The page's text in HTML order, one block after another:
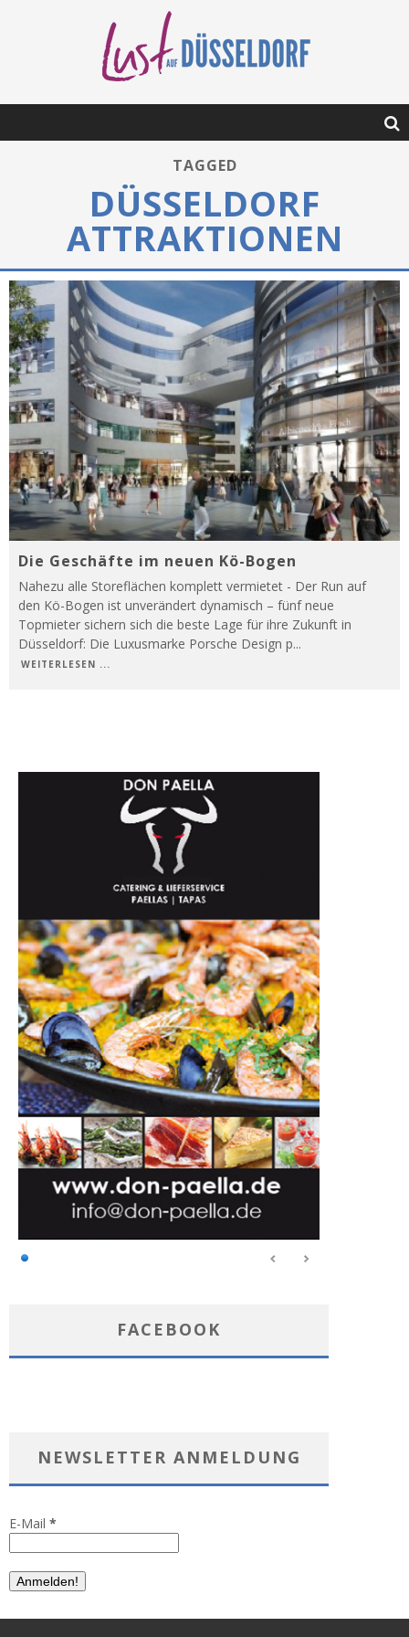
TAGGED
DÜSSELDORF
ATTRAKTIONEN
Die Geschäfte im neuen Kö-Bogen
Nahezu alle Storeflächen komplett vermietet - Der Run auf
den Kö-Bogen ist unverändert dynamisch – fünf neue
Topmieter sichern sich die beste Lage für ihre Zukunft in
Düsseldorf: Die Luxusmarke Porsche Design p...
WEITERLESEN ...
FACEBOOK
NEWSLETTER ANMELDUNG
E-Mail *